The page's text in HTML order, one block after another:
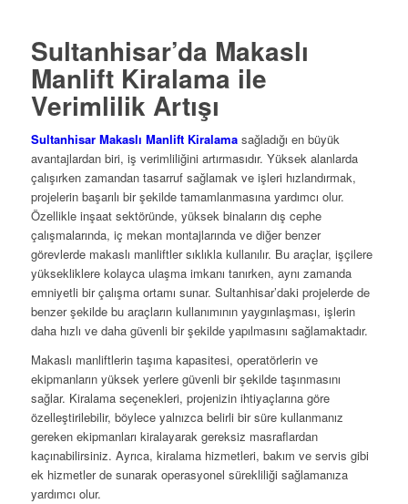
Sultanhisar’da Makaslı
Manlift Kiralama ile
Verimlilik Artışı
Sultanhisar Makaslı Manlift Kiralamasağladığı en büyük
avantajlardan biri, iş verimliliğini artırmasıdır. Yüksek alanlarda
çalışırken zamandan tasarruf sağlamak ve işleri hızlandırmak,
projelerin başarılı bir şekilde tamamlanmasına yardımcı olur.
Özellikle inşaat sektöründe, yüksek binaların dış cephe
çalışmalarında, iç mekan montajlarında ve diğer benzer
görevlerde makaslı manliftler sıklıkla kullanılır. Bu araçlar, işçilere
yüksekliklere kolayca ulaşma imkanı tanırken, aynı zamanda
emniyetli bir çalışma ortamı sunar. Sultanhisar’daki projelerde de
benzer şekilde bu araçların kullanımının yaygınlaşması, işlerin
daha hızlı ve daha güvenli bir şekilde yapılmasını sağlamaktadır.
Makaslı manliftlerin taşıma kapasitesi, operatörlerin ve
ekipmanların yüksek yerlere güvenli bir şekilde taşınmasını
sağlar. Kiralama seçenekleri, projenizin ihtiyaçlarına göre
özelleştirilebilir, böylece yalnızca belirli bir süre kullanmanız
gereken ekipmanları kiralayarak gereksiz masraflardan
kaçınabilirsiniz. Ayrıca, kiralama hizmetleri, bakım ve servis gibi
ek hizmetler de sunarak operasyonel sürekliliği sağlamanıza
yardımcı olur.